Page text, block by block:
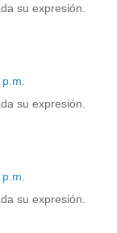
su expresión.
su expresión.
su expresión.